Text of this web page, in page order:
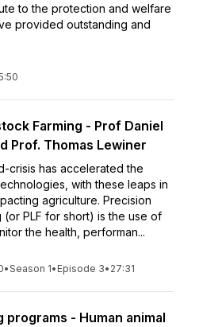
to the protection and welfare
provided outstanding and
Farming - Prof Daniel
Prof. Thomas Lewiner
crisis has accelerated the
with these leaps in
agriculture. Precision
(or PLF for short) is the use of
the health, performan...
•Season 1• Episode 3• 27:31
programs - Human animal